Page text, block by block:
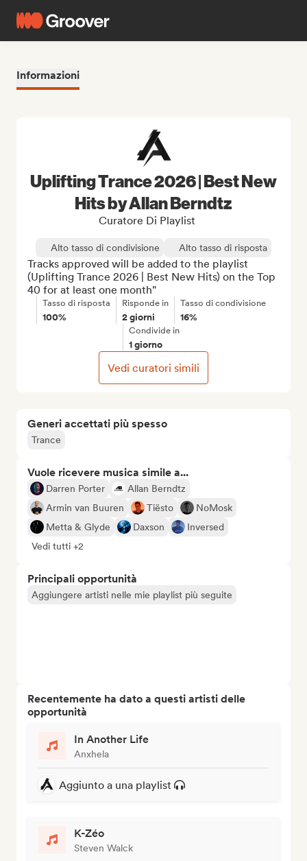
Informazioni
Generi accettati più spesso
Trance
Vuole ricevere musica simile a...
Darren Porter
Allan Berndtz
Armin van Buuren
Tiësto
NoMosk
Metta & Glyde
Daxson
Inversed
Vedi tutti +2
Principali opportunità
Aggiungere artisti nelle mie playlist più seguite
Recentemente ha dato a questi artisti delle
opportunità
In Another Life
Anxhela
Aggiunto a una playlist
K-Zéo
Steven Walck
Uplifting Trance 2026 | Best New
Hits by Allan Berndtz
Curatore Di Playlist
Alto tasso di condivisione Alto tasso di risposta
Tracks approved will be added to the playlist
(Uplifting Trance 2026 | Best New Hits) on the Top
40 for at least one month"
Tasso di risposta
100%
Risponde in
2 giorni
Tasso di condivisione
16%
Condivide in
1 giorno
Vedi curatori simili